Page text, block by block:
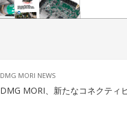
DMG MORI NEWS
DMG MORI、新たなコネクティ